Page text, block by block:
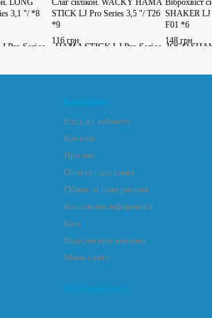
LONG
3,1 "/ *8
Слаг силікон. WACKY HAMA
STICK LJ Pro Series 3,5 "/ T26
*9
116 грн
Віброхвіст
SHAKER LJ
F01 *6
148 грн
Клієнтам
Вхід до кабінету
Каталог
Про нас
Оплата і доставка
Обмін та повернення
Контактна інформація
Блог
Відгуки про магазин
Мапа сайту
Ми в соцмережах